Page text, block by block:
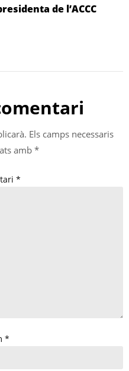
de l’ACCC
Els camps necessaris
amb *
*
*